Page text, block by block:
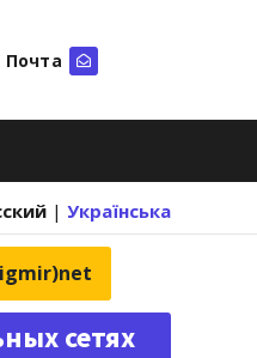
Почта
| Українська
сетях